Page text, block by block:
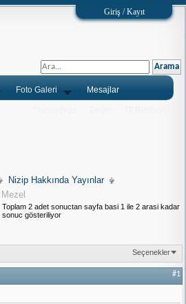
Giriş / Kayıt
Foto Galeri Mesajlar
Nizip Hakkında Yayınlar
Mezel
Toplam 2 adet sonuctan sayfa basi 1 ile 2 arasi kadar
sonuc gösteriliyor
Seçenekler
#1